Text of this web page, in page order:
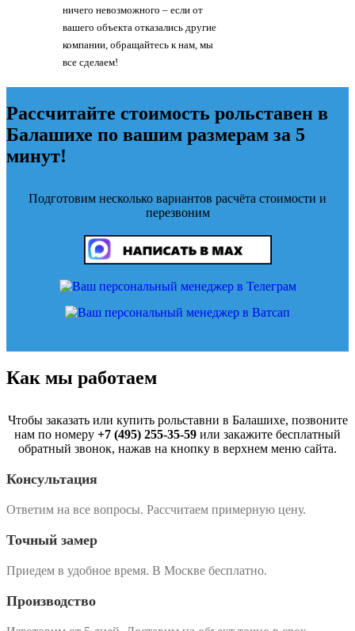
ничего невозможного – если от
вашего объекта отказались другие
компании, обращайтесь к нам, мы
все сделаем!
Рассчитайте стоимость рольставен в
Балашихе по вашим размерам за 5
минут!
Подготовим несколько вариантов расчёта стоимости и
перезвоним
Как мы работаем
Чтобы заказать или купить рольставни в Балашихе, позвоните
нам по номеру +7 (495) 255-35-59 или закажите бесплатный
обратный звонок, нажав на кнопку в верхнем меню сайта.
Консультация
Ответим на все вопросы. Рассчитаем примерную цену.
Точный замер
Приедем в удобное время. В Москве бесплатно.
Производство